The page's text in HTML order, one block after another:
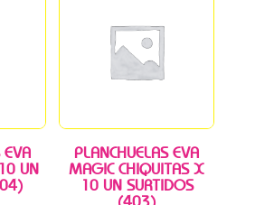
EVA
UN
PLANCHUELAS EVA
MAGIC CHIQUITAS X
10 UN SURTIDOS